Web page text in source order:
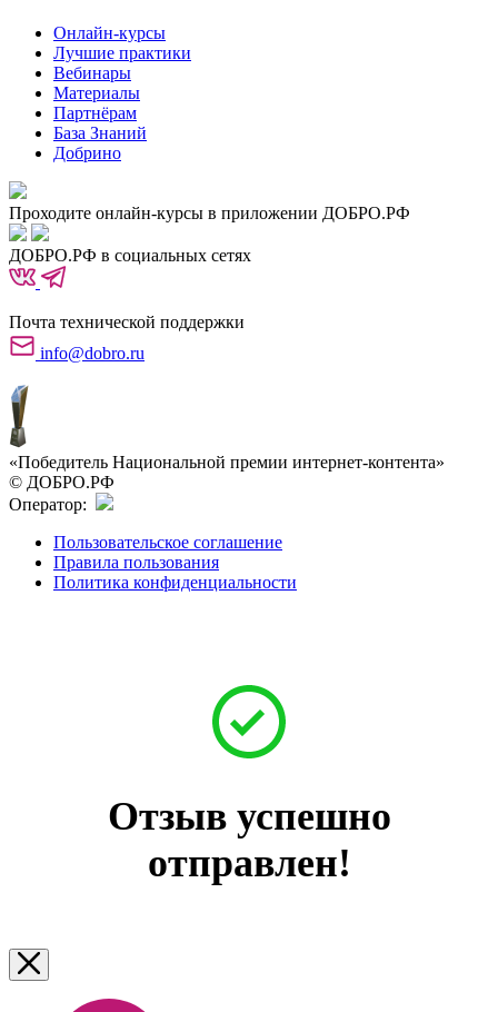
Онлайн-курсы
Лучшие практики
Вебинары
Материалы
Партнёрам
База Знаний
Добрино
Проходите онлайн-курсы в приложении ДОБРО.РФ
ДОБРО.РФ в социальных сетях
Почта технической поддержки
info@dobro.ru
«Победитель Национальной премии интернет-контента»
© ДОБРО.РФ
Оператор:
Пользовательское соглашение
Правила пользования
Политика конфиденциальности
Отзыв успешно
отправлен!